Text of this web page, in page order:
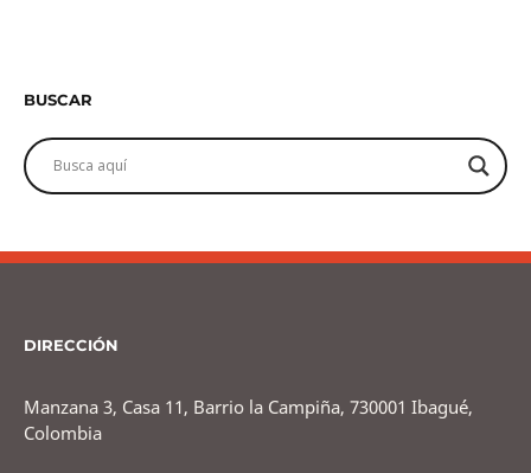
BUSCAR
DIRECCIÓN
Manzana 3, Casa 11, Barrio la Campiña, 730001 Ibagué,
Colombia